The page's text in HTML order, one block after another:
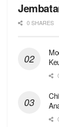
0 SHARES